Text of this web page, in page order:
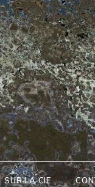
SUR LA CIE